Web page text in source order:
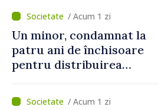
noastră rămâne puternică”
/ Acum 1 zi
Un minor, condamnat la
patru ani de închisoare
pentru distribuirea
/ Acum 1 zi